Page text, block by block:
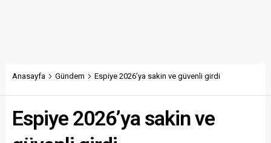
Anasayfa Gündem Espiye 2026’ya sakin ve güvenli girdi
Espiye 2026’ya sakin ve